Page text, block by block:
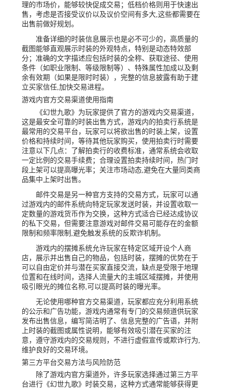
理的市场价，能够较快促成交易；低档价格则用于快速出
售，考虑是否接受议价以及议价空间有多大,这些都需要在
出售前做好规划。
准备详细的时装信息展示也是必不可少的，高质量的
截图能够直观展示时装的外观特点，特别是动态特效部
分；准确的文字描述应包括时装的全称、获取途径、使用
条件（如职业限制、等级限制等）、特殊属性加成以及剩
余有效期（如果是限时时装），完整的信息披露有助于建
立买家信任,加快交易进程。
游戏内官方交易渠道使用指南
《幻世九歌》为玩家提供了官方的游戏内交易渠道，
这是最安全可靠的时装出售方式，游戏内的拍卖行系统是
最常用的交易平台，玩家可以将欲出售的时装上架，设置
价格和持续时间，等待其他玩家购买，使用拍卖行时需要
注意以下几点：了解拍卖行的收费标准，通常系统会收取
一定比例的交易手续费；合理设置拍卖持续时间，热门时
段上架可以提高曝光率；关注市场动态,避免在大量同类商
品集中上架时出售。
邮件交易是另一种官方支持的交易方式，玩家可以通
过游戏内的邮件系统向特定玩家发送时装，并设置收取一
定数量的游戏货币作为交换，这种方式适合已经达成协议
的私下交易，但需要注意游戏对邮件交易可能存在的金额
限制和频率限制,避免触发系统的反欺诈机制。
游戏内的摆摊系统允许玩家在特定区域开设个人商
店，展示并出售自己的物品，包括时装，摆摊的优势在于
可以自由定价并与潜在买家直接交流，缺点是受限于地理
位置和在线时间，选择人流量大的主城区域摆摊，并使用
吸引眼光的摊位名称,可以提高时装的曝光率。
无论使用哪种官方交易渠道，玩家都应充分利用系统
的公示和广告功能，游戏内通常有专门的交易频道供玩家
发布出售信息，编写简洁明了、信息完整的广告语，并附
上时装的截图或属性说明，能够有效吸引潜在买家的注
意，遵守游戏内的交易规则，不进行虚假宣传或欺诈行为,
维护良好的交易环境。
第三方平台交易方法与风险防范
除了游戏内官方渠道外，许多玩家选择通过第三方平
台进行《幻世九歌》时装交易，这种方式通常能够获得更